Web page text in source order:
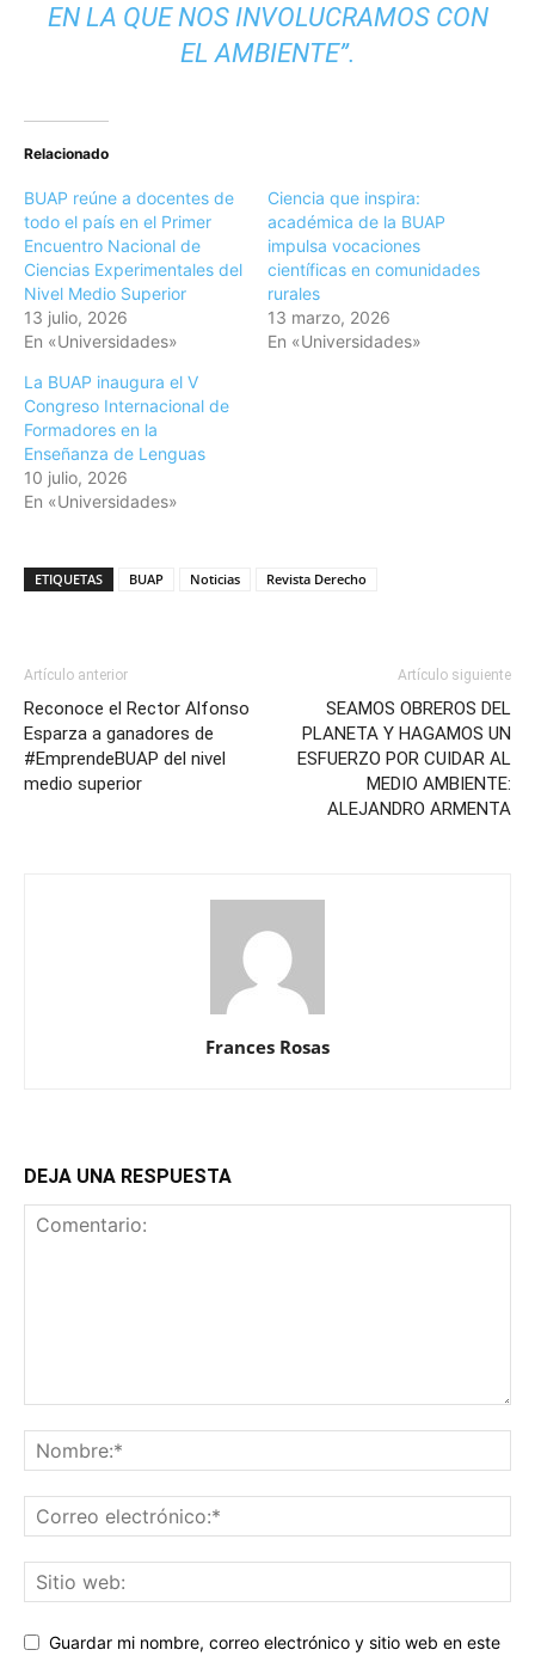
EN LA QUE NOS INVOLUCRAMOS CON
EL AMBIENTE”.
Relacionado
BUAP reúne a docentes de
todo el país en el Primer
Encuentro Nacional de
Ciencias Experimentales del
Nivel Medio Superior
13 julio, 2026
En «Universidades»
Ciencia que inspira:
académica de la BUAP
impulsa vocaciones
científicas en comunidades
rurales
13 marzo, 2026
En «Universidades»
La BUAP inaugura el V
Congreso Internacional de
Formadores en la
Enseñanza de Lenguas
10 julio, 2026
En «Universidades»
ETIQUETAS BUAP Noticias Revista Derecho
Artículo anterior
Reconoce el Rector Alfonso
Esparza a ganadores de
#EmprendeBUAP del nivel
medio superior
Artículo siguiente
SEAMOS OBREROS DEL
PLANETA Y HAGAMOS UN
ESFUERZO POR CUIDAR AL
MEDIO AMBIENTE:
ALEJANDRO ARMENTA
Frances Rosas
DEJA UNA RESPUESTA
Guardar mi nombre, correo electrónico y sitio web en este